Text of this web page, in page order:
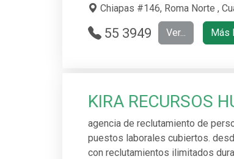
Chiapas #146, Roma Norte ,
55 3949
Ver... Más
KIRA RECURSOS
agencia de reclutamiento de
puestos laborales cubiertos.
con reclutamientos ilimitados